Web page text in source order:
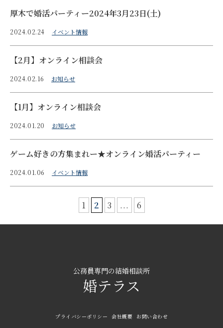
厚木で婚活パーティー2024年3月23日(土)
2024.02.24 イベント情報
【2月】オンライン相談会
2024.02.16 お知らせ
【1月】オンライン相談会
2024.01.20 お知らせ
ゲーム好きの方集まれー★オンライン婚活パーティー
2024.01.06 イベント情報
1 2 3 ... 6
公務員専門の結婚相談所
婚テラス
プライバシーポリシー 会社概要 お問い合わせ